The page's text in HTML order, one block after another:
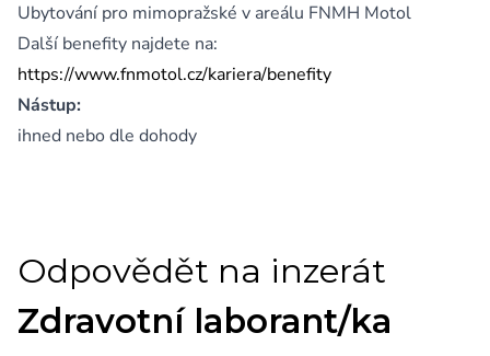
Ubytování pro mimopražské v areálu FNMH Motol
Další benefity najdete na:
https://www.fnmotol.cz/kariera/benefity
Nástup:
ihned nebo dle dohody